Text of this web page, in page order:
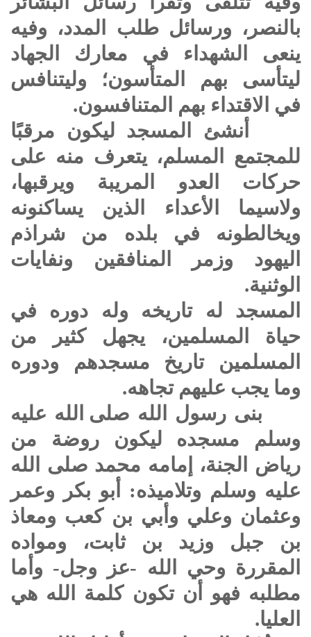
بالنصر، ورسائل طلب المدد، وفيه
ينعى الشهداء في معارك الجهاد
ليتأسى بهم المتأسون؛ وليتنافس
في الاقتداء بهم المتنافسون.
أنشئ المسجد ليكون مرقبًا
للمجتمع المسلم، يتعرف منه على
حركات العدو المريبة ويرقبها،
ولاسيما الأعداء الذين يساكنونه
ويخالطونه في بلده من شراذم
اليهود وزمر المنافقين ونفايات
الوثنية.
المسجد له تاريخه وله دوره في
حياة المسلمين، يجهل كثير من
المسلمين تاريخ مسجدهم ودوره
وما يجب عليهم تجاهه.
بنى رسول الله صلى الله عليه
وسلم مسجده ليكون روضة من
رياض الجنة، إمامه محمد صلى الله
عليه وسلم وتلاميذه: أبو بكر وعمر
وعثمان وعلي وأبي بن كعب ومعاذ
بن جبل وزيد بن ثابت، ومواده
المقررة وحي الله -عز وجل- وأما
مطلبه فهو أن تكون كلمة الله هي
العليا.